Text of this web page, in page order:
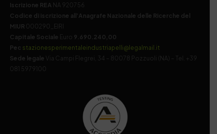
Iscrizione REA NA 920756
Codice di iscrizione all’Anagrafe Nazionale delle Ricerche del
MIUR 000290_EIRI
Capitale Sociale Euro 9.690.240,00
Pec stazionesperimentaleindustriapelli@legalmail.it
Sede legale
Via Campi Flegrei, 34 – 80078 Pozzuoli (NA) – Tel. +39
081 5979100